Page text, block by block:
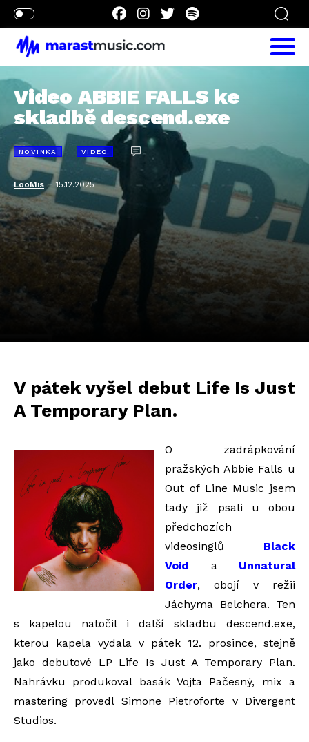
Video ABBIE FALLS ke
skladbě descend.exe
NOVINKA VIDEO
LooMis -15.12.2025
V pátek vyšel debut Life Is Just
A Temporary Plan.
O zadrápkování
pražských Abbie Falls u
Out of Line Music jsem
tady již psali u obou
předchozích
videosinglů
Black
Void
a
Unnatural
Order, obojí v režii
Jáchyma Belchera. Ten
s kapelou natočil i další skladbu descend.exe,
kterou kapela vydala v pátek 12. prosince, stejně
jako debutové LP Life Is Just A Temporary Plan.
Nahrávku produkoval basák Vojta Pačesný, mix a
mastering provedl Simone Pietroforte v Divergent
Studios.